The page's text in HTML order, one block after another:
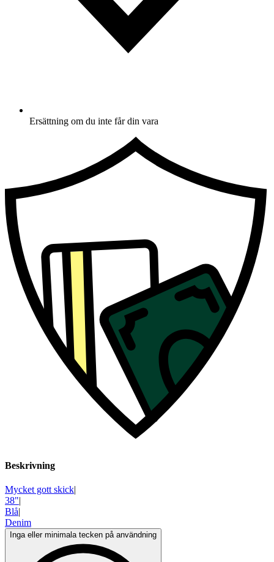
Ersättning om du inte får din vara
Beskrivning
Mycket gott skick|
38"|
Blå|
Denim
Inga eller minimala tecken på användning